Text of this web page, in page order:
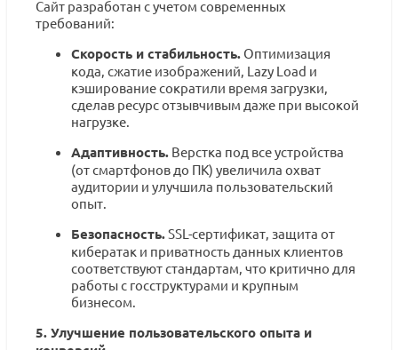
Сайт разработан с учетом современных
требований:
Скорость и стабильность. Оптимизация
кода, сжатие изображений, Lazy Load и
кэширование сократили время загрузки,
сделав ресурс отзывчивым даже при высокой
нагрузке.
Адаптивность. Верстка под все устройства
(от смартфонов до ПК) увеличила охват
аудитории и улучшила пользовательский
опыт.
Безопасность.SSL-сертификат, защита от
кибератак и приватность данных клиентов
соответствуют стандартам, что критично для
работы с госструктурами и крупным
бизнесом.
5. Улучшение пользовательского опыта и